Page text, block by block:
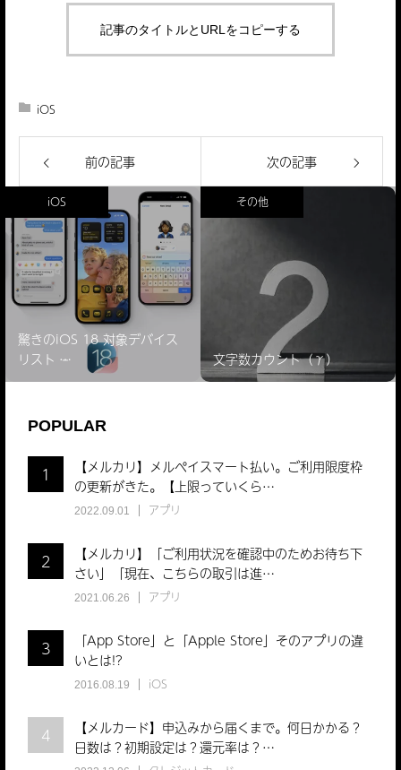
記事のタイトルとURLをコピーする
iOS
前の記事 次の記事
iOS
驚きのiOS 18 対象デバイス
リスト ̵…
その他
文字数カウント（γ）
POPULAR
1
【メルカリ】メルペイスマート払い。ご利用限度枠
の更新がきた。【上限っていくら…
2022.09.01 アプリ
2
【メルカリ】「ご利用状況を確認中のためお待ち下
さい」「現在、こちらの取引は進…
2021.06.26 アプリ
3
「App Store」と「Apple Store」そのアプリの違
いとは!?
2016.08.19 iOS
4
【メルカード】申込みから届くまで。何日かかる？
日数は？初期設定は？還元率は？…